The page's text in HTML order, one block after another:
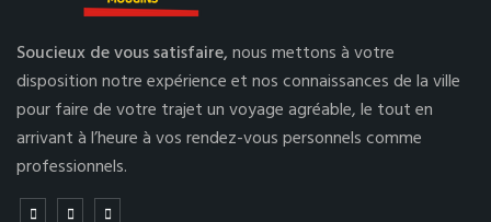
Soucieux de vous satisfaire,nous mettons à votre
disposition notre expérience et nos connaissances de la ville
pour faire de votre trajet un voyage agréable, le tout en
arrivant à l’heure à vos rendez-vous personnels comme
professionnels.